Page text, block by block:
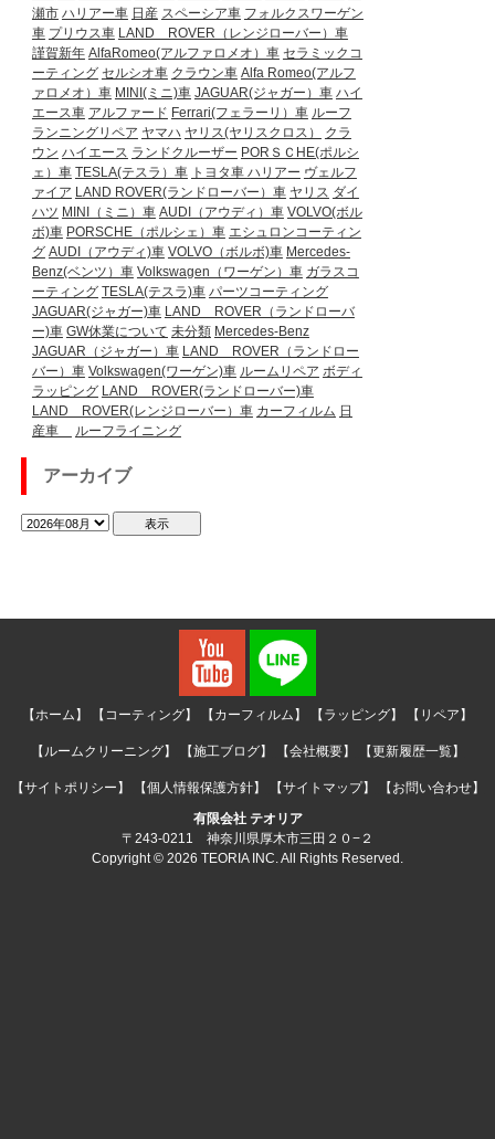
瀬市 ハリアー車 日産 スペーシア車 フォルクスワーゲン
車 プリウス車 LAND ROVER（レンジローバー）車
謹賀新年 AlfaRomeo(アルファロメオ）車 セラミックコ
ーティング セルシオ車 クラウン車 Alfa Romeo(アルフ
ァロメオ）車 MINI(ミニ)車 JAGUAR(ジャガー）車 ハイ
エース車 アルファード Ferrari(フェラーリ）車 ルーフ
ランニングリペア ヤマハ ヤリス(ヤリスクロス）
クラ
ウン ハイエース ランドクルーザー PORＳＣHE(ポルシ
ェ）車 TESLA(テスラ）車 トヨタ車 ハリアー ヴェルフ
ァイア LAND ROVER(ランドローバー）車 ヤリス ダイ
ハツ MINI（ミニ）車 AUDI（アウディ）車 VOLVO(ボル
ボ)車 PORSCHE（ポルシェ）車 エシュロンコーティン
グ AUDI（アウディ)車 VOLVO（ボルボ)車 Mercedes-
Benz(ベンツ）車 Volkswagen（ワーゲン）車 ガラスコ
ーティング TESLA(テスラ)車 パーツコーティング
JAGUAR(ジャガー)車 LAND ROVER（ランドローバ
ー)車 GW休業について 未分類 Mercedes-Benz
JAGUAR（ジャガー）車 LAND ROVER（ランドロー
バー）車 Volkswagen(ワーゲン)車 ルームリペア ボディ
ラッピング LAND ROVER(ランドローバー)車
LAND ROVER(レンジローバー）車 カーフィルム 日
産車
ルーフライニング
アーカイブ
【ホーム】 【コーティング】 【カーフィルム】 【ラッピング】 【リペア】
【ルームクリーニング】 【施工ブログ】 【会社概要】 【更新履歴一覧】
【サイトポリシー】 【個人情報保護方針】 【サイトマップ】
【お問い合わせ】
有限会社 テオリア
〒243-0211 神奈川県厚木市三田２０−２
Copyright © 2026 TEORIA INC. All Rights Reserved.